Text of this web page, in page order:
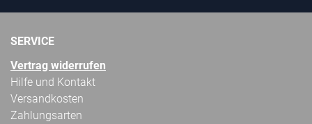
SERVICE
Vertrag widerrufen
Hilfe und Kontakt
Versandkosten
Zahlungsarten